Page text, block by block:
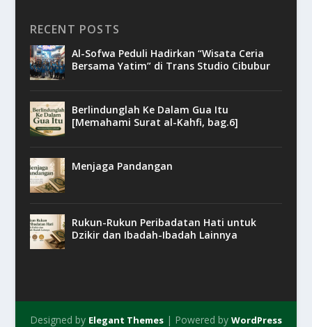
RECENT POSTS
Al-Sofwa Peduli Hadirkan “Wisata Ceria
Bersama Yatim” di Trans Studio Cibubur
Berlindunglah Ke Dalam Gua Itu
[Memahami Surat al-Kahfi, bag.6]
Menjaga Pandangan
Rukun-Rukun Peribadatan Hati untuk
Dzikir dan Ibadah-Ibadah Lainnya
Designed by Elegant Themes| Powered by WordPress